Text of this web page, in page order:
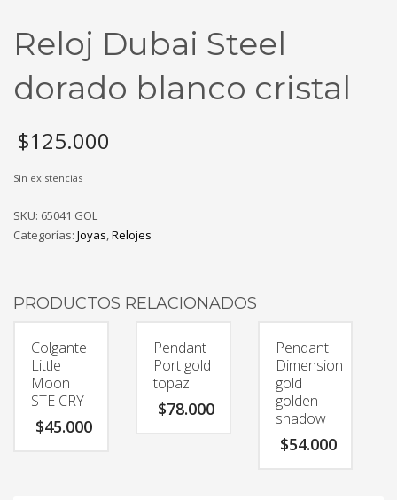
Reloj Dubai Steel
dorado blanco cristal
$125.000
Sin existencias
SKU: 65041 GOL
Categorías: Joyas,Relojes
PRODUCTOS RELACIONADOS
Colgante
Little
Moon
STE CRY
$45.000
Pendant
Port gold
topaz
$78.000
Pendant
Dimension
gold
golden
shadow
$54.000